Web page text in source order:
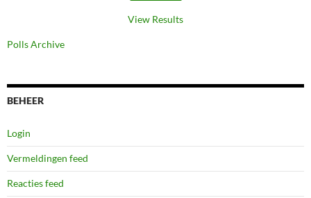
View Results
Polls Archive
BEHEER
Login
Vermeldingen feed
Reacties feed